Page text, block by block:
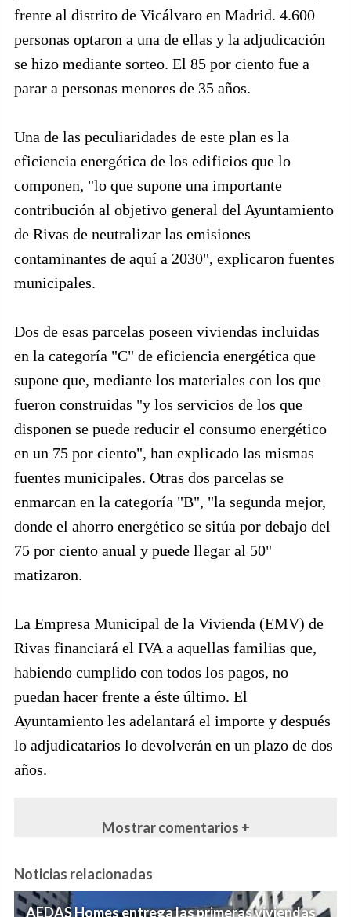
frente al distrito de Vicálvaro en Madrid. 4.600
personas optaron a una de ellas y la adjudicación
se hizo mediante sorteo. El 85 por ciento fue a
parar a personas menores de 35 años.
Una de las peculiaridades de este plan es la
eficiencia energética de los edificios que lo
componen, "lo que supone una importante
contribución al objetivo general del Ayuntamiento
de Rivas de neutralizar las emisiones
contaminantes de aquí a 2030", explicaron fuentes
municipales.
Dos de esas parcelas poseen viviendas incluidas
en la categoría "C" de eficiencia energética que
supone que, mediante los materiales con los que
fueron construidas "y los servicios de los que
disponen se puede reducir el consumo energético
en un 75 por ciento", han explicado las mismas
fuentes municipales. Otras dos parcelas se
enmarcan en la categoría "B", "la segunda mejor,
donde el ahorro energético se sitúa por debajo del
75 por ciento anual y puede llegar al 50"
matizaron.
La Empresa Municipal de la Vivienda (EMV) de
Rivas financiará el IVA a aquellas familias que,
habiendo cumplido con todos los pagos, no
puedan hacer frente a éste último. El
Ayuntamiento les adelantará el importe y después
lo adjudicatarios lo devolverán en un plazo de dos
años.
Mostrar comentarios +
Noticias relacionadas
AEDAS Homes entrega las primeras viviendas